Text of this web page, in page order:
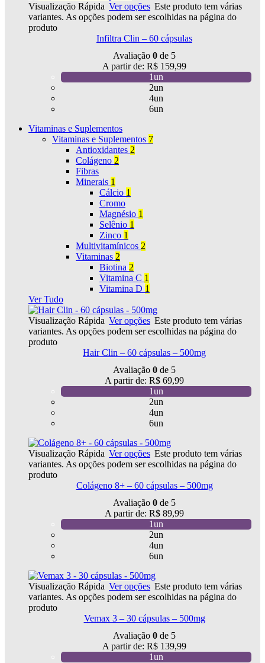
Visualização Rápida Ver opções Este produto tem várias
variantes. As opções podem ser escolhidas na página do
produto
Infiltra Clin – 60 cápsulas
Avaliação 0 de 5
A partir de: R$ 159,99
1un
2un
4un
6un
Vitaminas e Suplementos
Vitaminas e Suplementos 7
Antioxidantes 2
Colágeno 2
Fibras
Minerais 1
Cálcio 1
Cromo
Magnésio 1
Selênio 1
Zinco 1
Multivitamínicos 2
Vitaminas 2
Biotina 2
Vitamina C 1
Vitamina D 1
Ver Tudo
Visualização Rápida Ver opções Este produto tem várias
variantes. As opções podem ser escolhidas na página do
produto
Hair Clin – 60 cápsulas – 500mg
Avaliação 0 de 5
A partir de: R$ 69,99
1un
2un
4un
6un
Visualização Rápida Ver opções Este produto tem várias
variantes. As opções podem ser escolhidas na página do
produto
Colágeno 8+ – 60 cápsulas – 500mg
Avaliação 0 de 5
A partir de: R$ 89,99
1un
2un
4un
6un
Visualização Rápida Ver opções Este produto tem várias
variantes. As opções podem ser escolhidas na página do
produto
Vemax 3 – 30 cápsulas – 500mg
Avaliação 0 de 5
A partir de: R$ 139,99
1un